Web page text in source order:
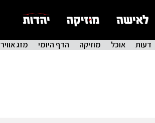
דעות אוכל מוזיקה הדף היומי מזג אוויר